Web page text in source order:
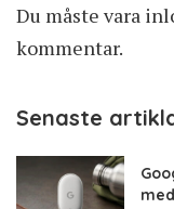
Du måste vara
kommentar.
Senaste